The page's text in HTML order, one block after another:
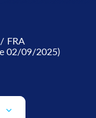
/ FRA
02/09/2025)